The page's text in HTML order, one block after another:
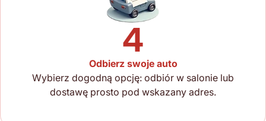
4
Odbierz swoje auto
Wybierz dogodną opcję: odbiór w salonie lub
dostawę prosto pod wskazany adres.